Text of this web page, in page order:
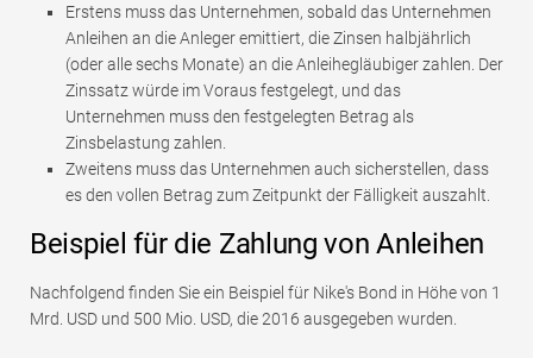
Erstens muss das Unternehmen, sobald das Unternehmen
Anleihen an die Anleger emittiert, die Zinsen halbjährlich
(oder alle sechs Monate) an die Anleihegläubiger zahlen. Der
Zinssatz würde im Voraus festgelegt, und das
Unternehmen muss den festgelegten Betrag als
Zinsbelastung zahlen.
Zweitens muss das Unternehmen auch sicherstellen, dass
es den vollen Betrag zum Zeitpunkt der Fälligkeit auszahlt.
Beispiel für die Zahlung von Anleihen
Nachfolgend finden Sie ein Beispiel für Nike's Bond in Höhe von 1
Mrd. USD und 500 Mio. USD, die 2016 ausgegeben wurden.